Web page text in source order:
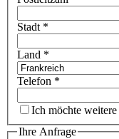
Stadt *
Land *
Telefon *
Ihre Anfrage